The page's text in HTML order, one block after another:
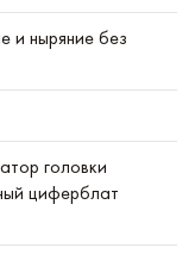
и ныряние без
головки
циферблат